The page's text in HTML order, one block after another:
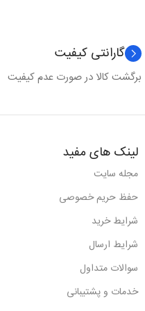
گارانتی کیفیت
برگشت کالا در صورت عدم کیفیت
لینک های مفید
مجله سایت
حفظ حریم خصوصی
شرایط خرید
شرایط ارسال
سوالات متداول
خدمات و پشتیبانی